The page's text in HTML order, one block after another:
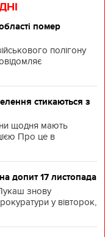
помер
полігону
стикаються з
щодня мають
Про це в
допит 17 листопада
знову
у вівторок,